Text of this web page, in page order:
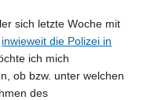
sich letzte Woche mit
inwieweit die Polizei in
ich mich
ob bzw. unter welchen
des